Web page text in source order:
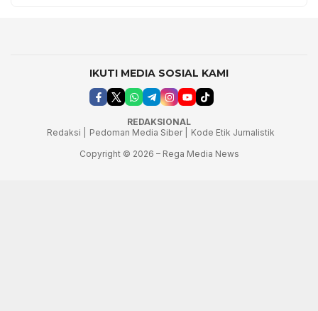
IKUTI MEDIA SOSIAL KAMI
REDAKSIONAL
Redaksi |
Pedoman Media Siber |
Kode Etik Jurnalistik
Copyright © 2026 – Rega Media News